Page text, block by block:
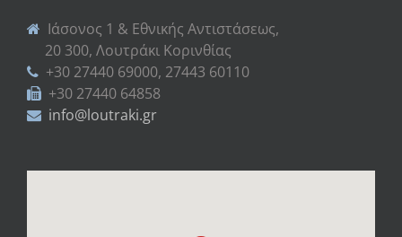
Ιάσονος 1 & Εθνικής Αντιστάσεως,
20 300, Λουτράκι Κορινθίας
+30 27440 69000, 27443 60110
+30 27440 64858
info@loutraki.gr